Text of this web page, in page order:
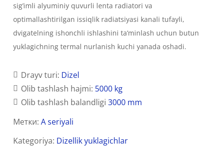
sig’imli alyuminiy quvurli lenta radiatori va
optimallashtirilgan issiqlik radiatsiyasi kanali tufayli,
dvigatelning ishonchli ishlashini ta’minlash uchun butun
yuklagichning termal nurlanish kuchi yanada oshadi.
Drayv turi: Dizel
Olib tashlash hajmi: 5000 kg
Olib tashlash balandligi3000 mm
Метки: A seriyali
Kategoriya: Dizellik yuklagichlar